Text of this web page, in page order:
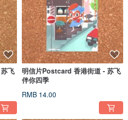
明信片Postcard 香港街道 - 苏飞
伴你四季
RMB 14.00